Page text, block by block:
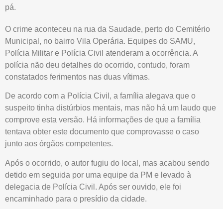
pá.
O crime aconteceu na rua da Saudade, perto do Cemitério
Municipal, no bairro Vila Operária. Equipes do SAMU,
Polícia Militar e Polícia Civil atenderam a ocorrência. A
polícia não deu detalhes do ocorrido, contudo, foram
constatados ferimentos nas duas vítimas.
De acordo com a Polícia Civil, a família alegava que o
suspeito tinha distúrbios mentais, mas não há um laudo que
comprove esta versão. Há informações de que a família
tentava obter este documento que comprovasse o caso
junto aos órgãos competentes.
Após o ocorrido, o autor fugiu do local, mas acabou sendo
detido em seguida por uma equipe da PM e levado à
delegacia de Polícia Civil. Após ser ouvido, ele foi
encaminhado para o presídio da cidade.